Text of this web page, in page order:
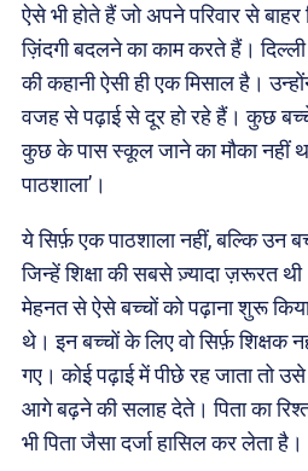
ऐसे भी होते हैं जो अपने परिवार से
ज़िंदगी बदलने का काम करते हैं।
की कहानी ऐसी ही एक मिसाल है।
वजह से पढ़ाई से दूर हो रहे हैं। कुछ
कुछ के पास स्कूल जाने का मौका नहीं
पाठशाला’।
ये सिर्फ़ एक पाठशाला नहीं, बल्कि उन
जिन्हें शिक्षा की सबसे ज़्यादा ज़रूरत
मेहनत से ऐसे बच्चों को पढ़ाना शुरू
थे। इन बच्चों के लिए वो सिर्फ़ शिक्षक
गए। कोई पढ़ाई में पीछे रह जाता तो
आगे बढ़ने की सलाह देते। पिता का
भी पिता जैसा दर्जा हासिल कर लेता है।